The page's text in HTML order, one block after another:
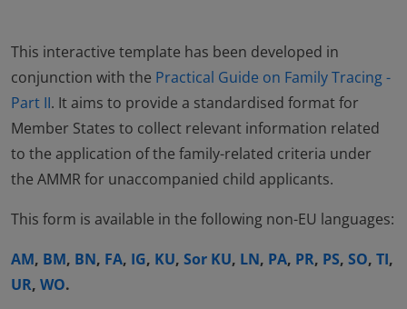
This interactive template has been developed in
conjunction with the Practical Guide on Family Tracing -
Part II. It aims to provide a standardised format for
Member States to collect relevant information related
to the application of the family-related criteria under
the AMMR for unaccompanied child applicants.
This form is available in the following non-EU languages:
AM, BM, BN, FA, IG, KU, Sor KU, LN, PA, PR, PS, SO, TI,
UR, WO.